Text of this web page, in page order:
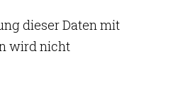
dieser Daten mit
wird nicht